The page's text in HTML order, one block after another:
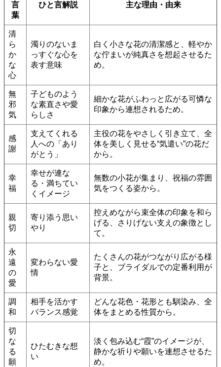
言
葉
ひと言解説 主な理由・由来
清
ら
か
な
心
濁りのないま
っすぐな心を
表す意味
白く小さな花の清潔感と、軽やか
な佇まいが純真さを想起させるた
め。
無
邪
気
子どものよう
な素直さや愛
らしさ
細かな花がふわっと広がる可憐な
印象から連想されるため。
感
謝
支えてくれる
人への「あり
がとう」
主役の花をやさしく引き立て、全
体を美しく見せる“気遣い”の花だ
から。
幸
福
幸せが連な
る・満ちてい
くイメージ
無数の小花が集まり、祝福の雰囲
気をつくる姿から。
親
切
寄り添う思い
やり
控えめながら束全体の印象を和ら
げる、さりげない支えの象徴とし
て。
永
遠
の
愛
変わらない愛
情
たくさんの花がつながり広がる様
子と、ブライダルでの定番利用が
背景。
調
和
相手を活かす
バランス感覚
どんな花色・花形とも馴染み、全
体をまとめる性質から。
切
な
る
願
ひたむきな想
い
淡く包み込む“霞”のイメージが、
静かな祈りや願いを連想させるた
め。